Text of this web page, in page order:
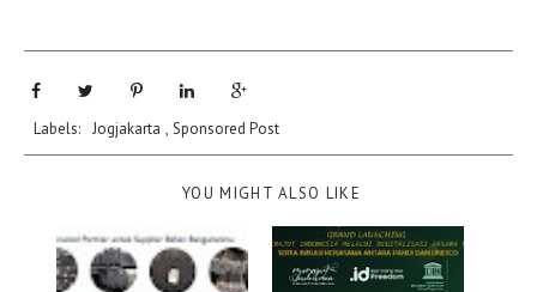
Labels: Jogjakarta , Sponsored Post
YOU MIGHT ALSO LIKE